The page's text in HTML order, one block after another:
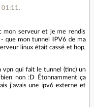
.
mon serveur et je me rendis
que mon tunnel IPV6 de ma
linux était cassé et hop,
vpn qui fait le tunnel (tinc) un
non :D Étonnamment ça
j'avais une ipv6 externe et